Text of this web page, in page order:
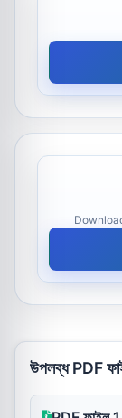
উপলব্ধ PDF